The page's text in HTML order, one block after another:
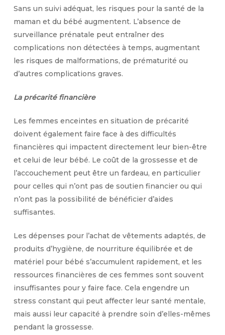
Sans un suivi adéquat, les risques pour la santé de la
maman et du bébé augmentent. L’absence de
surveillance prénatale peut entraîner des
complications non détectées à temps, augmentant
les risques de malformations, de prématurité ou
d’autres complications graves.
La précarité financière
Les femmes enceintes en situation de précarité
doivent également faire face à des difficultés
financières qui impactent directement leur bien-être
et celui de leur bébé. Le coût de la grossesse et de
l’accouchement peut être un fardeau, en particulier
pour celles qui n’ont pas de soutien financier ou qui
n’ont pas la possibilité de bénéficier d’aides
suffisantes.
Les dépenses pour l’achat de vêtements adaptés, de
produits d’hygiène, de nourriture équilibrée et de
matériel pour bébé s’accumulent rapidement, et les
ressources financières de ces femmes sont souvent
insuffisantes pour y faire face. Cela engendre un
stress constant qui peut affecter leur santé mentale,
mais aussi leur capacité à prendre soin d’elles-mêmes
pendant la grossesse.